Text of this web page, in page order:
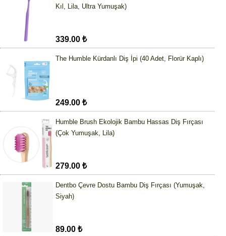
Kıl, Lila, Ultra Yumuşak)
339.00 ₺
The Humble Kürdanlı Diş İpi (40 Adet, Florür Kaplı)
249.00 ₺
Humble Brush Ekolojik Bambu Hassas Diş Fırçası
(Çok Yumuşak, Lila)
279.00 ₺
Dentbo Çevre Dostu Bambu Diş Fırçası (Yumuşak,
Siyah)
89.00 ₺